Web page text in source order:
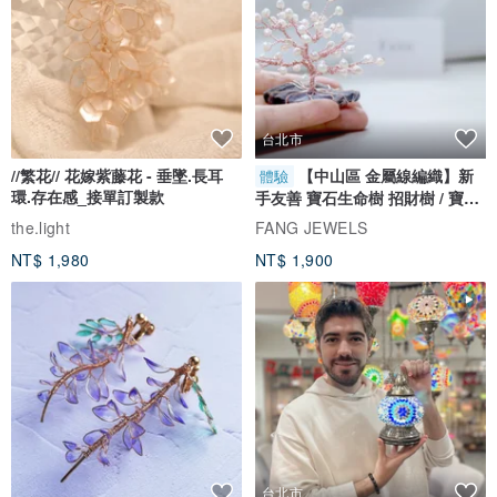
//繁花// 花嫁紫藤花 - 垂墜.長耳
環.存在感_接單訂製款
the.light
NT$ 1,980
台北市
體驗
【中山區 金屬線編織】新
手友善 寶石生命樹 招財樹 / 寶石
自選
FANG JEWELS
NT$ 1,900
台北市